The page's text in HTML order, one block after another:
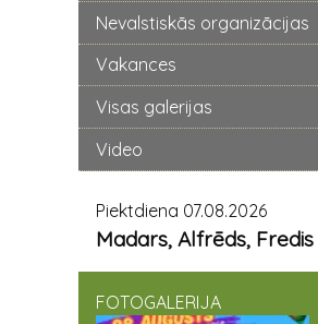
Nevalstiskās organizācijas
Vakances
Visas galerijas
Video
Piektdiena 07.08.2026
Madars, Alfrēds, Fredis
FOTOGALERIJA